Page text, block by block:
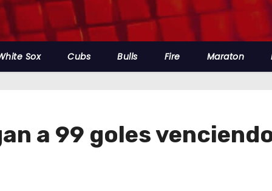
Sox Cubs Bulls Fire Maraton
a 99 goles